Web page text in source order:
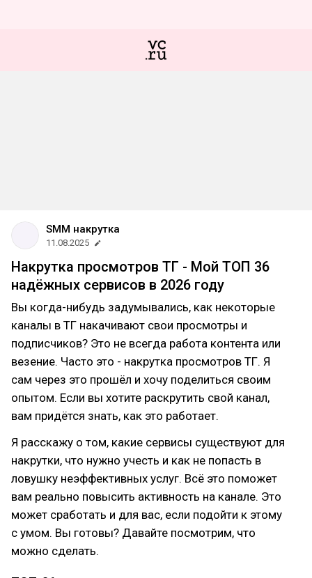
SMM накрутка
11.08.2025
Накрутка просмотров ТГ - Мой ТОП 36
надёжных сервисов в 2026 году
Вы когда-нибудь задумывались, как некоторые
каналы в ТГ накачивают свои просмотры и
подписчиков? Это не всегда работа контента или
везение. Часто это - накрутка просмотров ТГ. Я
сам через это прошёл и хочу поделиться своим
опытом. Если вы хотите раскрутить свой канал,
вам придётся знать, как это работает.
Я расскажу о том, какие сервисы существуют для
накрутки, что нужно учесть и как не попасть в
ловушку неэффективных услуг. Всё это поможет
вам реально повысить активность на канале. Это
может сработать и для вас, если подойти к этому
с умом. Вы готовы? Давайте посмотрим, что
можно сделать.